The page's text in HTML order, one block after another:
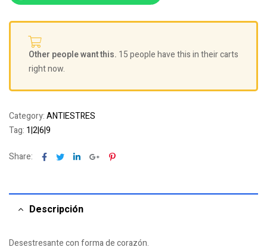
Other people want this. 15 people have this in their carts
right now.
Category:ANTIESTRES
Tag: 1|2|6|9
Share: Facebook
TwitterLinkedinGoogle+Pinterest
Descripción
Desestresante con forma de corazón.